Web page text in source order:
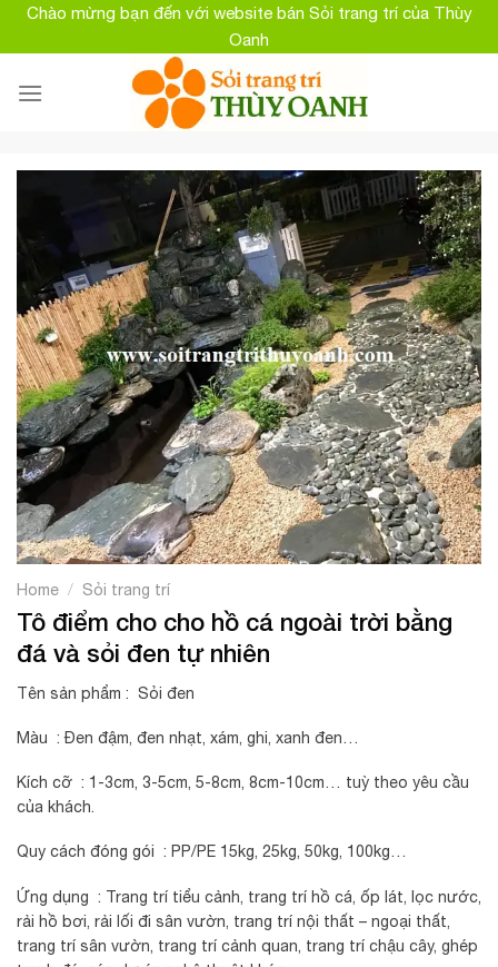
SkipChào mừng bạn đến với website bán Sỏi trang trí của Thùy
Oanh
Home / Sỏi trang trí
Tô điểm cho cho hồ cá ngoài trời bằng
đá và sỏi đen tự nhiên
Tên sản phẩm : Sỏi đen
Màu : Đen đậm, đen nhạt, xám, ghi, xanh đen…
Kích cỡ : 1-3cm, 3-5cm, 5-8cm, 8cm-10cm… tuỳ theo yêu cầu
của khách.
Quy cách đóng gói : PP/PE 15kg, 25kg, 50kg, 100kg…
Ứng dụng : Trang trí tiểu cảnh, trang trí hồ cá, ốp lát, lọc nước,
rải hồ bơi, rải lối đi sân vườn, trang trí nội thất – ngoại thất,
trang trí sân vườn, trang trí cảnh quan, trang trí chậu cây, ghép